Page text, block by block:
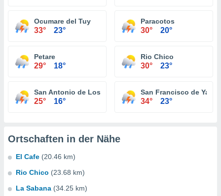
Ocumare del Tuy
33° 23°
Paracotos
30° 20°
Petare
29° 18°
Rio Chico
30° 23°
San Antonio de Los Altos
25° 16°
San Francisco de Yare
34° 23°
Ortschaften in der Nähe
El Cafe (20.46 km)
Rio Chico (23.68 km)
La Sabana (34.25 km)